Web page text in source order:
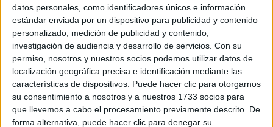
datos personales, como identificadores únicos e información
estándar enviada por un dispositivo para publicidad y contenido
personalizado, medición de publicidad y contenido,
investigación de audiencia y desarrollo de servicios. Con su
permiso, nosotros y nuestros socios podemos utilizar datos de
localización geográfica precisa e identificación mediante las
características de dispositivos. Puede hacer clic para otorgarnos
su consentimiento a nosotros y a nuestros 1733 socios para
que llevemos a cabo el procesamiento previamente descrito. De
forma alternativa, puede hacer clic para denegar su
Espacio Publicitario